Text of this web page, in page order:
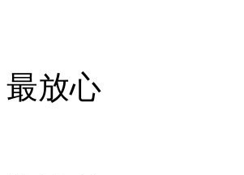
最放心